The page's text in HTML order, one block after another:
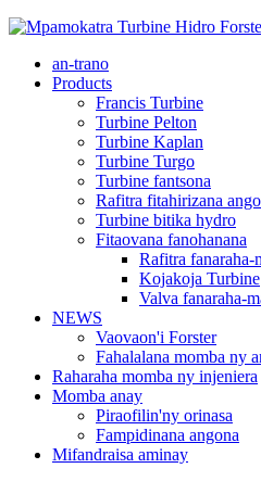
an-trano
Products
Francis Turbine
Turbine Pelton
Turbine Kaplan
Turbine Turgo
Turbine fantsona
Rafitra fitahirizana
Turbine bitika hydro
Fitaovana fanohanana
Rafitra fanaraha-
Kojakoja Turbine
Valva fanaraha-
NEWS
Vaovaon'i Forster
Fahalalana momba ny
Raharaha momba ny injeniera
Momba anay
Piraofilin'ny orinasa
Fampidinana angona
Mifandraisa aminay